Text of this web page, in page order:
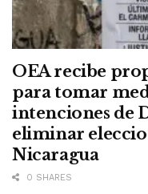
OEA recibe
para tomar
intenciones de
eliminar
Nicaragua
0 SHARES